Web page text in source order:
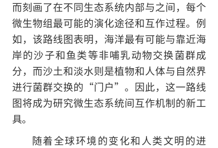
而刻画了在不同生态系统内部与之间，每个
微生物组最可能的演化途径和互作过程。例
如，该路线图表明，海洋最有可能与靠近海
岸的沙子和鱼类等非哺乳动物交换菌群成
分，而沙土和淡水则是植物和人体与自然界
进行菌群交换的“门户”。因此，这一路线
图将成为研究微生态系统间互作机制的新工
具。
随着全球环境的变化和人类文明的进